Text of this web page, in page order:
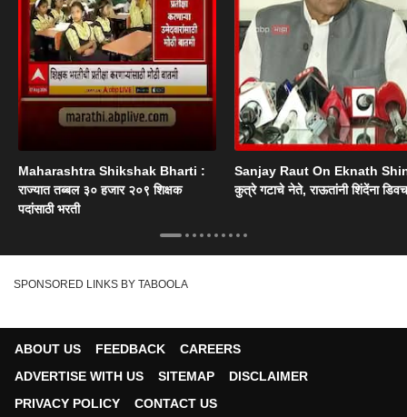
Maharashtra Shikshak Bharti :
राज्यात तब्बल ३० हजार २०९ शिक्षक
पदांसाठी भरती
Sanjay Raut On Eknath
कुत्रे गटाचे नेते, राऊतांनी शिंदेंना
SPONSORED LINKS BY TABOOLA
ABOUT US FEEDBACK
CAREERS
ADVERTISE WITH US
SITEMAP
DISCLAIMER
PRIVACY POLICY
CONTACT US